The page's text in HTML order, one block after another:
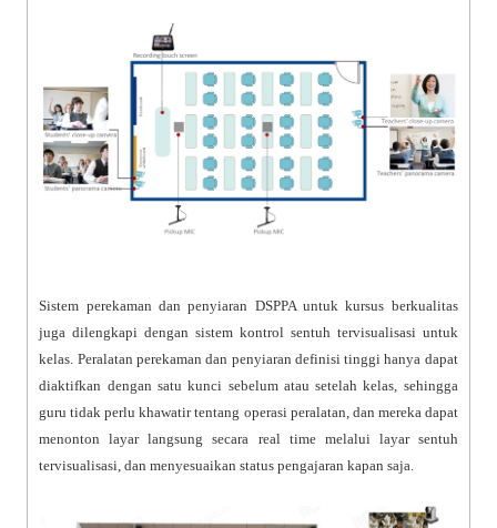
Sistem perekaman dan penyiaran DSPPA untuk kursus berkualitas
juga dilengkapi dengan sistem kontrol sentuh tervisualisasi untuk
kelas. Peralatan perekaman dan penyiaran definisi tinggi hanya dapat
diaktifkan dengan satu kunci sebelum atau setelah kelas, sehingga
guru tidak perlu khawatir tentang operasi peralatan, dan mereka dapat
menonton layar langsung secara real time melalui layar sentuh
tervisualisasi, dan menyesuaikan status pengajaran kapan saja.